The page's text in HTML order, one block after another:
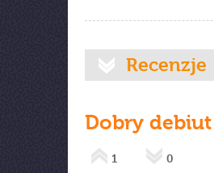
Recenzje
Dobry debiut
1 0